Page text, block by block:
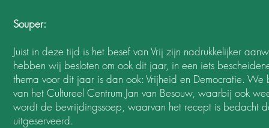
Souper:
Juist in deze tijd is het besef van Vrij zijn nadrukkelijker
hebben wij besloten om ook dit jaar, in een iets
thema voor dit jaar is dan ook: Vrijheid en Democratie.
van het Cultureel Centrum Jan van Besouw, waarbij ook
wordt de bevrijdingssoep, waarvan het recept is bedacht
uitgeserveerd.